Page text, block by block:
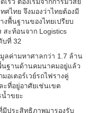
ศไทย จึงมองว่าไทยต้องมี
พื้นฐานของไทยเปรียบ
สะท้อนจาก Logistics
บที่ 32
ลค่ามหาศาลกว่า 1.7 ล้าน
นฐานด้านคมนาคมอยู่แล้ว
อเตอร์เวย์รถไฟรางคู่
ที่อยู่อาศัยเช่นเขต
น้ำขยะ
มีประสิทธิภาพมารองรับ